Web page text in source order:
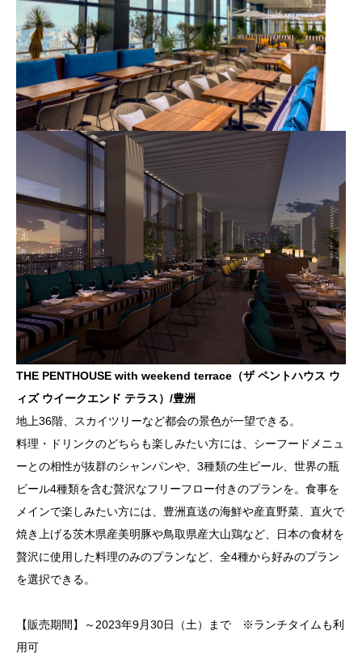
THE PENTHOUSE with weekend terrace（ザ ペントハウス ウ
ィズ ウイークエンド テラス）/豊洲
地上36階、スカイツリーなど都会の景色が一望できる。
料理・ドリンクのどちらも楽しみたい方には、シーフードメニュ
ーとの相性が抜群のシャンパンや、3種類の生ビール、世界の瓶
ビール4種類を含む贅沢なフリーフロー付きのプランを。食事を
メインで楽しみたい方には、豊洲直送の海鮮や産直野菜、直火で
焼き上げる茨木県産美明豚や鳥取県産大山鶏など、日本の食材を
贅沢に使用した料理のみのプランなど、全4種から好みのプラン
を選択できる。
【販売期間】～2023年9月30日（土）まで ※ランチタイムも利
用可